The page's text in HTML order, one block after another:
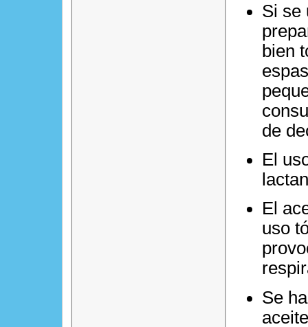
Si se
bien
de
El
El
uso
Se